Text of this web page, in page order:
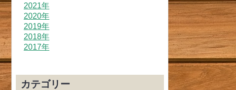
2021年
2020年
2019年
2018年
2017年
カテゴリー